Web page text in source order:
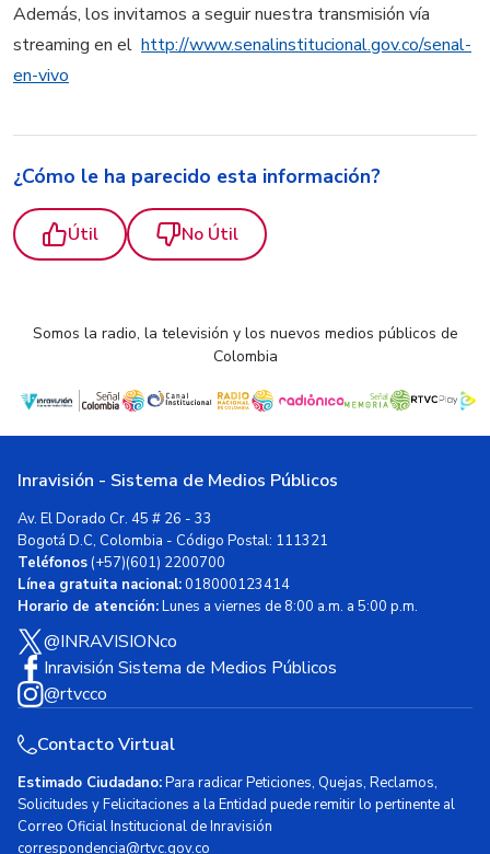
Además, los invitamos a seguir nuestra transmisión vía
streaming en el http://www.senalinstitucional.gov.co/senal-
en-vivo
¿Cómo le ha parecido esta información?
Útil No Útil
Somos la radio, la televisión y los nuevos medios públicos de
Colombia
Inravisión - Sistema de Medios Públicos
Av. El Dorado Cr. 45 # 26 - 33
Bogotá D.C, Colombia - Código Postal: 111321
Teléfonos(+57)(601) 2200700
Línea gratuita nacional:018000123414
Horario de atención:Lunes a viernes de 8:00 a.m. a 5:00 p.m.
@INRAVISIONco
Inravisión Sistema de Medios Públicos
@rtvcco
Contacto Virtual
Estimado Ciudadano:Para radicar Peticiones, Quejas, Reclamos,
Solicitudes y Felicitaciones a la Entidad puede remitir lo pertinente al
Correo Oficial Institucional de Inravisión
correspondencia@rtvc.gov.co